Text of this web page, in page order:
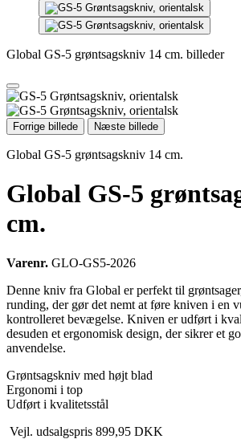
Global GS-5 grøntsagskniv 14 cm. billeder
Forrige billede Næste billede
Global GS-5 grøntsagskniv 14 cm.
Global GS-5
cm.
Varenr. GLO-GS5-2026
Denne kniv fra Global er perfekt til
runding, der gør det nemt at føre kniven i en
kontrolleret bevægelse. Kniven er udført i
desuden et ergonomisk design, der sikrer et
anvendelse.
Grøntsagskniv med højt blad
Ergonomi i top
Udført i kvalitetsstål
Vejl. udsalgspris 899,95 DKK